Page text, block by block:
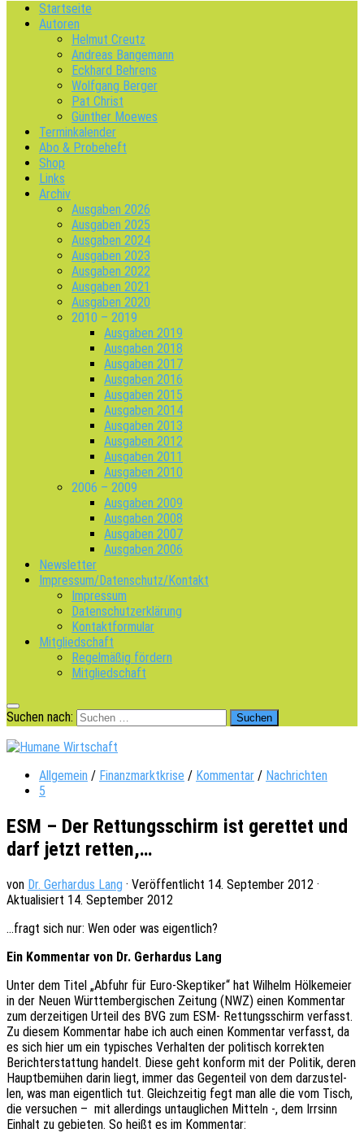
Startseite
Autoren
Helmut Creutz
Andreas Bangemann
Eckhard Behrens
Wolfgang Berger
Pat Christ
Günther Moewes
Terminkalender
Abo & Probeheft
Shop
Links
Archiv
Ausgaben 2026
Ausgaben 2025
Ausgaben 2024
Ausgaben 2023
Ausgaben 2022
Ausgaben 2021
Ausgaben 2020
2010 – 2019
Ausgaben 2019
Ausgaben 2018
Ausgaben 2017
Ausgaben 2016
Ausgaben 2015
Ausgaben 2014
Ausgaben 2013
Ausgaben 2012
Ausgaben 2011
Ausgaben 2010
2006 – 2009
Ausgaben 2009
Ausgaben 2008
Ausgaben 2007
Ausgaben 2006
Newsletter
Impressum/Datenschutz/Kontakt
Impressum
Datenschutzerklärung
Kontaktformular
Mitgliedschaft
Regelmäßig fördern
Mitgliedschaft
Suchen nach:
Allgemein / Finanzmarktkrise / Kommentar / Nachrichten
5
ESM – Der Rettungsschirm ist gerettet und
darf jetzt retten,…
von Dr. Gerhardus Lang · Veröffentlicht 14. September 2012 ·
Aktualisiert 14. September 2012
…fragt sich nur: Wen oder was eigentlich?
Ein Kommen­tar von Dr. Gerhar­dus Lang
Unter dem Titel „Abfuhr für Euro-Skep­ti­ker“ hat Wilhelm Hölke­mei­er
in der Neuen Würt­tem­ber­gi­schen Zeitung (NWZ) einen Kommen­tar
zum derzei­ti­gen Urteil des BVG zum ESM- Rettungs­schirm verfasst.
Zu diesem Kommen­tar habe ich auch einen Kommen­tar verfasst, da
es sich hier um ein typi­sches Verhal­ten der poli­tisch korrek­ten
Bericht­erstat­tung handelt. Diese geht konform mit der Poli­tik, deren
Haupt­be­mü­hen darin liegt, immer das Gegen­teil von dem darzu­stel­
len, was man eigent­lich tut. Gleich­zei­tig fegt man alle die vom Tisch,
die versu­chen – mit aller­dings untaug­li­chen Mitteln -, dem Irrsinn
Einhalt zu gebie­ten. So heißt es im Kommentar: